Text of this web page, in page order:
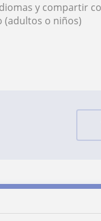
y compartir
(adultos o niños)